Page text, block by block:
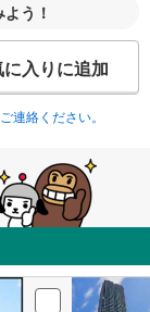
う！
に入りに追加
連絡ください。